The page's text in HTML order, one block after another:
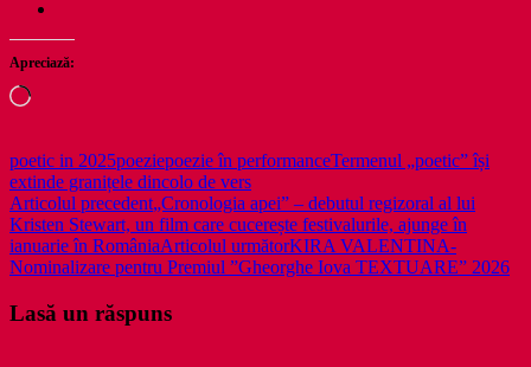
Apreciază:
Încarc...
poetic in 2025poeziepoezie în performanceTermenul „poetic” își
extinde granițele dincolo de vers
Navigare
în
articole
Articolul precedent„Cronologia apei” – debutul regizoral al lui
Kristen Stewart, un film care cucerește festivalurile, ajunge în
ianuarie în RomâniaArticolul următorKIRA VALENTINA-
Nominalizare pentru Premiul ”Gheorghe Iova TEXTUARE” 2026
Lasă un răspuns